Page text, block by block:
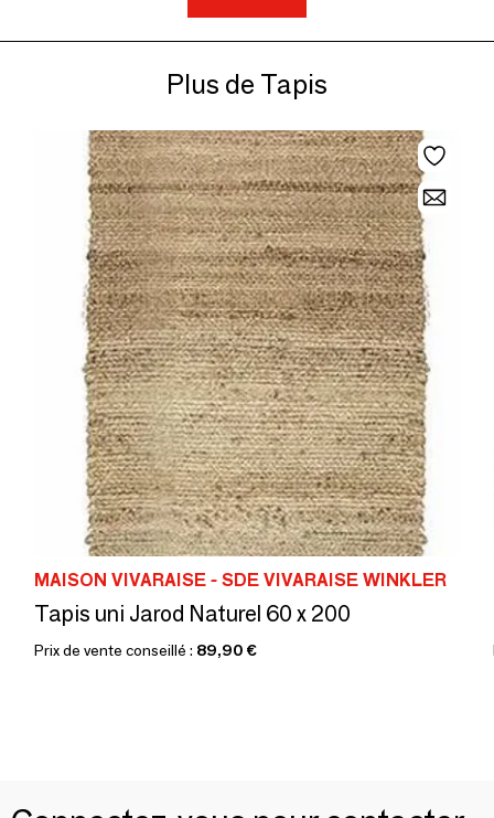
Plus de Tapis
MAISON VIVARAISE - SDE VIVARAISE WINKLER
Tapis uni Jarod Naturel 60 x 200
Prix de vente conseillé : 89,90 €